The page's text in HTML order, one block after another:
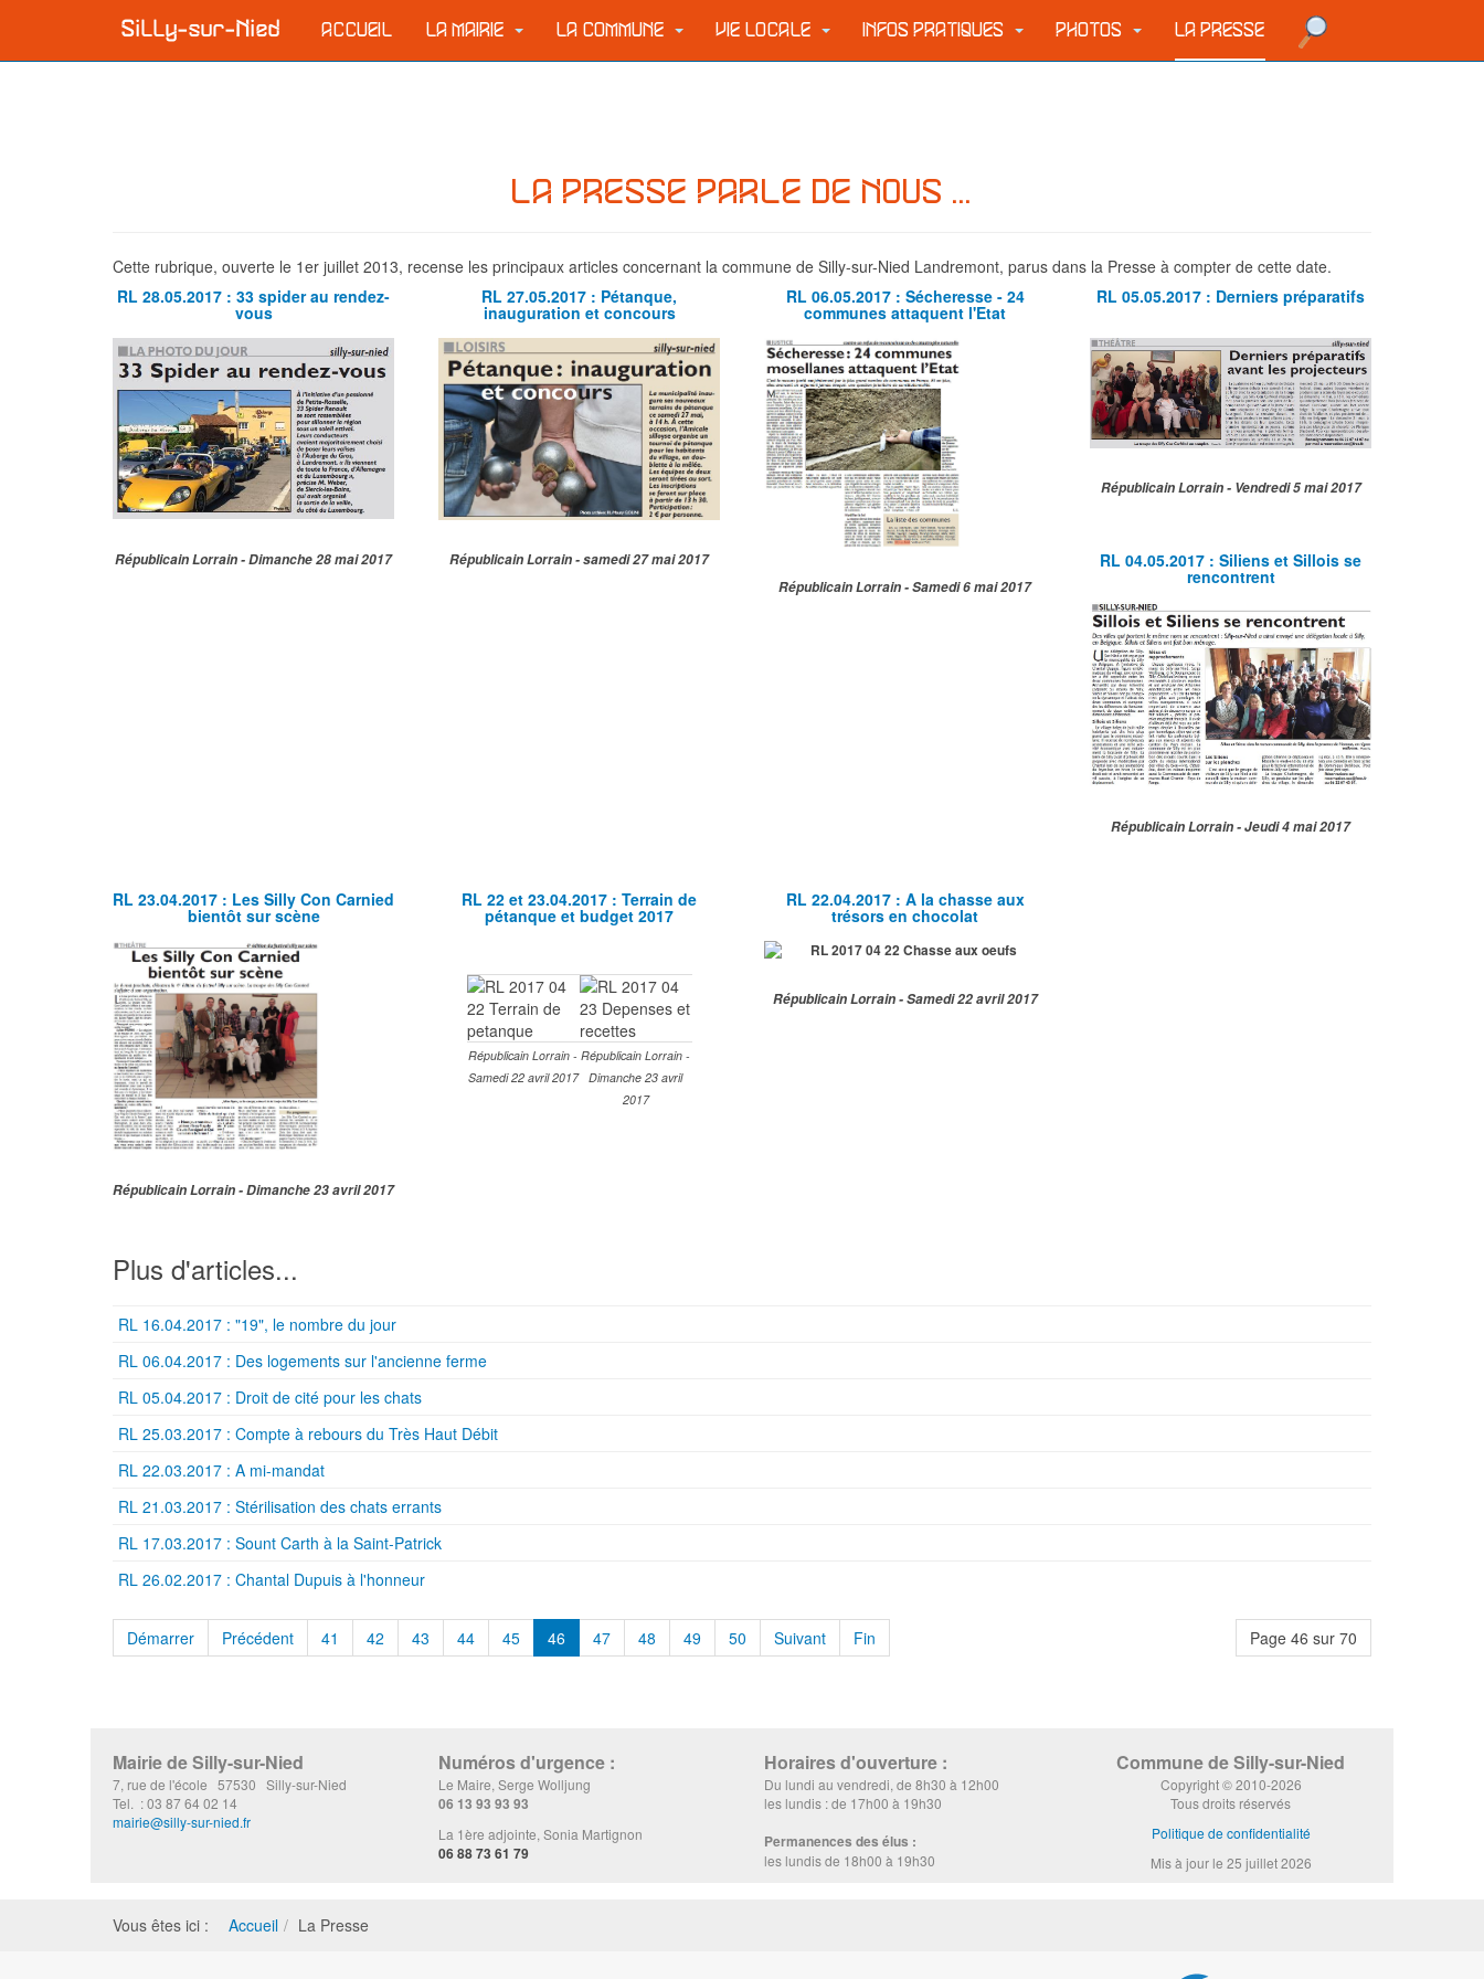
ACCUEIL LA MAIRIE LA COMMUNE VIE LOCALE INFOS PRATIQUES PHOTOS LA PRESSE
LA PRESSE PARLE DE NOUS ...
Cette rubrique, ouverte le 1er juillet 2013, recense les principaux articles concernant la commune de Silly-sur-Nied Landremont, parus dans la Presse à compter de cette date.
RL 28.05.2017 : 33 spider au rendez-
vous
Républicain Lorrain - Dimanche 28 mai 2017
RL 27.05.2017 : Pétanque,
inauguration et concours
Républicain Lorrain - samedi 27 mai 2017
RL 06.05.2017 : Sécheresse - 24
communes attaquent l'Etat
Républicain Lorrain - Samedi 6 mai 2017
RL 05.05.2017 : Derniers préparatifs
Républicain Lorrain - Vendredi 5 mai 2017
RL 04.05.2017 : Siliens et Sillois se
rencontrent
Républicain Lorrain - Jeudi 4 mai 2017
RL 23.04.2017 : Les Silly Con Carnied
bientôt sur scène
Républicain Lorrain - Dimanche 23 avril 2017
RL 22 et 23.04.2017 : Terrain de
pétanque et budget 2017
Républicain Lorrain -
Samedi 22 avril 2017
Républicain Lorrain -
Dimanche 23 avril
2017
RL 22.04.2017 : A la chasse aux
trésors en chocolat
Républicain Lorrain - Samedi 22 avril 2017
Plus d'articles...
RL 16.04.2017 : "19", le nombre du jour
RL 06.04.2017 : Des logements sur l'ancienne ferme
RL 05.04.2017 : Droit de cité pour les chats
RL 25.03.2017 : Compte à rebours du Très Haut Débit
RL 22.03.2017 : A mi-mandat
RL 21.03.2017 : Stérilisation des chats errants
RL 17.03.2017 : Sount Carth à la Saint-Patrick
RL 26.02.2017 : Chantal Dupuis à l'honneur
Page 46 sur 70
Démarrer Précédent 41 42 43 44 45 46 47 48 49 50 Suivant Fin
Mairie de Silly-sur-Nied
7, rue de l'école 57530 Silly-sur-Nied
Tel. : 03 87 64 02 14
mairie@silly-sur-nied.fr
Numéros d'urgence :
Le Maire, Serge Wolljung
06 13 93 93 93
La 1ère adjointe, Sonia Martignon
06 88 73 61 79
Horaires d'ouverture :
Du lundi au vendredi, de 8h30 à 12h00
les lundis : de 17h00 à 19h30
Permanences des élus :
les lundis de 18h00 à 19h30
Commune de Silly-sur-Nied
Copyright © 2010-2026
Tous droits réservés
Politique de confidentialité
Mis à jour le 25 juillet 2026
Vous êtes ici : Accueil La Presse